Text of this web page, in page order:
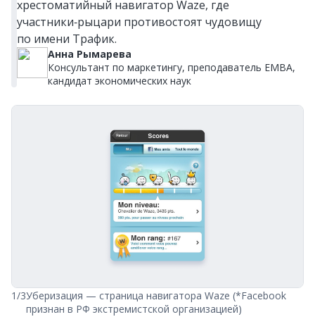
хрестоматийный навигатор Waze, где
участники‑рыцари противостоят чудовищу
по имени Трафик.
Анна Рымарева
Консультант по маркетингу, преподаватель EMBA,
кандидат экономических наук
1/3Уберизация — страница навигатора Waze (*Facebook
признан в РФ экстремистской организацией)